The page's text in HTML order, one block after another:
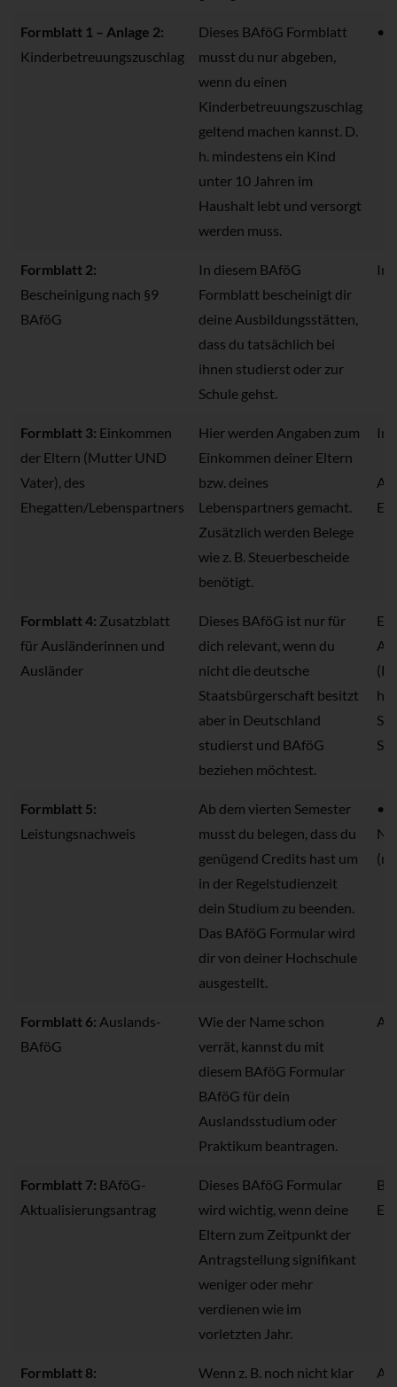
Formblatt 1 – Anlage 2:
Kinderbetreuungszuschlag
Dieses BAföG Formblatt
musst du nur abgeben,
wenn du einen
Kinderbetreuungszuschlag
geltend machen kannst. D.
h. mindestens ein Kind
unter 10 Jahren im
Haushalt lebt und versorgt
werden muss.
•
Formblatt 2:
Bescheinigung nach §9
BAföG
In diesem BAföG
Formblatt bescheinigt dir
deine Ausbildungsstätten,
dass du tatsächlich bei
ihnen studierst oder zur
Schule gehst.
Formblatt 3: Einkommen
der Eltern (Mutter UND
Vater), des
Ehegatten/Lebenspartners
Hier werden Angaben zum
Einkommen deiner Eltern
bzw. deines
Lebenspartners gemacht.
Zusätzlich werden Belege
wie z. B. Steuerbescheide
benötigt.
Formblatt 4: Zusatzblatt
für Ausländerinnen und
Ausländer
Dieses BAföG ist nur für
dich relevant, wenn du
nicht die deutsche
Staatsbürgerschaft besitzt
aber in Deutschland
studierst und BAföG
beziehen möchtest.
Formblatt 5:
Leistungsnachweis
Ab dem vierten Semester
musst du belegen, dass du
genügend Credits hast um
in der Regelstudienzeit
dein Studium zu beenden.
Das BAföG Formular wird
dir von deiner Hochschule
ausgestellt.
•
Formblatt 6: Auslands-
BAföG
Wie der Name schon
verrät, kannst du mit
diesem BAföG Formular
BAföG für dein
Auslandsstudium oder
Praktikum beantragen.
Formblatt 7: BAföG-
Aktualisierungsantrag
Dieses BAföG Formular
wird wichtig, wenn deine
Eltern zum Zeitpunkt der
Antragstellung signifikant
weniger oder mehr
verdienen wie im
vorletzten Jahr.
Formblatt 8:
Wenn z. B. noch nicht klar